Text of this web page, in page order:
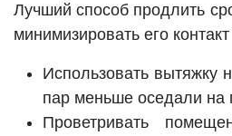
Лучший способ продлить
минимизировать его
Использовать вытяжку
пар меньше оседали на
Проветривать